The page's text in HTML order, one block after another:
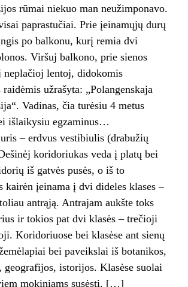
rūmai niekuo man neuž­imponavo.
paprastučiai. Prie įeinamųjų durų
po balkonu, kurį remia dvi
Viršuj balkono, prie sienos
neplačioj lentoj, didokomis
užrašyta: „Polangenskaja
Vadinas, čia turėsiu 4 metus
išlaikysiu egzaminus…
– erdvus vestibiulis (dra­bužių
koridoriukas veda į platų bei
iš gatvės pusės, o iš to
kairėn įeinama į dvi dideles klases –
antrąją. Antrajam aukšte toks
ir tokios pat dvi klasės – trečioji
Koridoriuose bei klasėse ant sienų
bei paveikslai iš botanikos,
geo­grafijos, istorijos. Klasėse suolai
mokiniams susėsti. […]